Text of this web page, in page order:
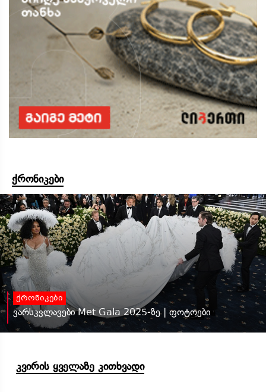
ქრონიკები
ქრონიკები
ვარსკვლავები Met Gala 2025-ზე | ფოტოები
კვირის ყველაზე კითხვადი